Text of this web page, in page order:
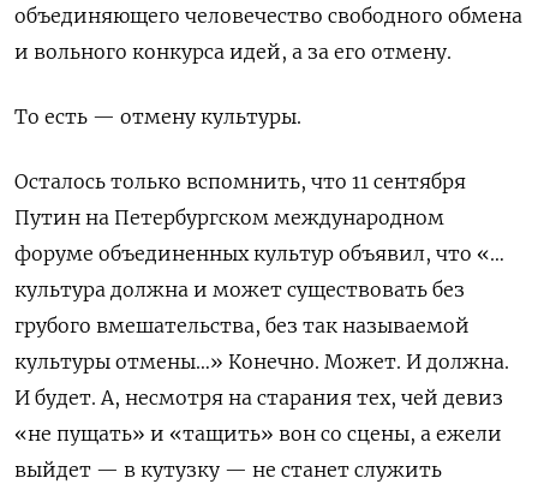
объединяющего человечество свободного обмена
и вольного конкурса идей, а за его отмену.
То есть — отмену культуры.
Осталось только вспомнить, что 11 сентября
Путин на Петербургском международном
форуме объединенных культур объявил, что «…
культура должна и может существовать без
грубого вмешательства, без так называемой
культуры отмены…» Конечно. Может. И должна.
И будет. А, несмотря на старания тех, чей девиз
«не пущать» и «тащить» вон со сцены, а ежели
выйдет — в кутузку — не станет служить